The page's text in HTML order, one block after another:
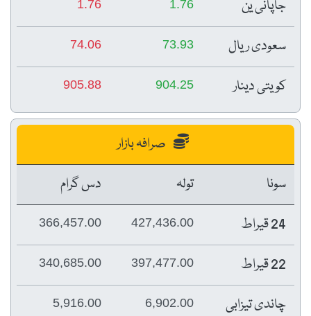
جاپانی ین 1.76
1.76
سعودی ریال 73.93
74.06
کویتی دینار 904.25
905.88
صرافہ بازار
سونا
تولہ
دس گرام
24 قیراط
427,436.00
366,457.00
22 قیراط 397,477.00
340,685.00
چاندی تیزابی 6,902.00
5,916.00